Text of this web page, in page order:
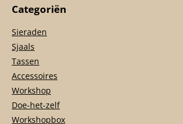
Categoriën
Sieraden
Sjaals
Tassen
Accessoires
Workshop
Doe-het-zelf
Workshopbox